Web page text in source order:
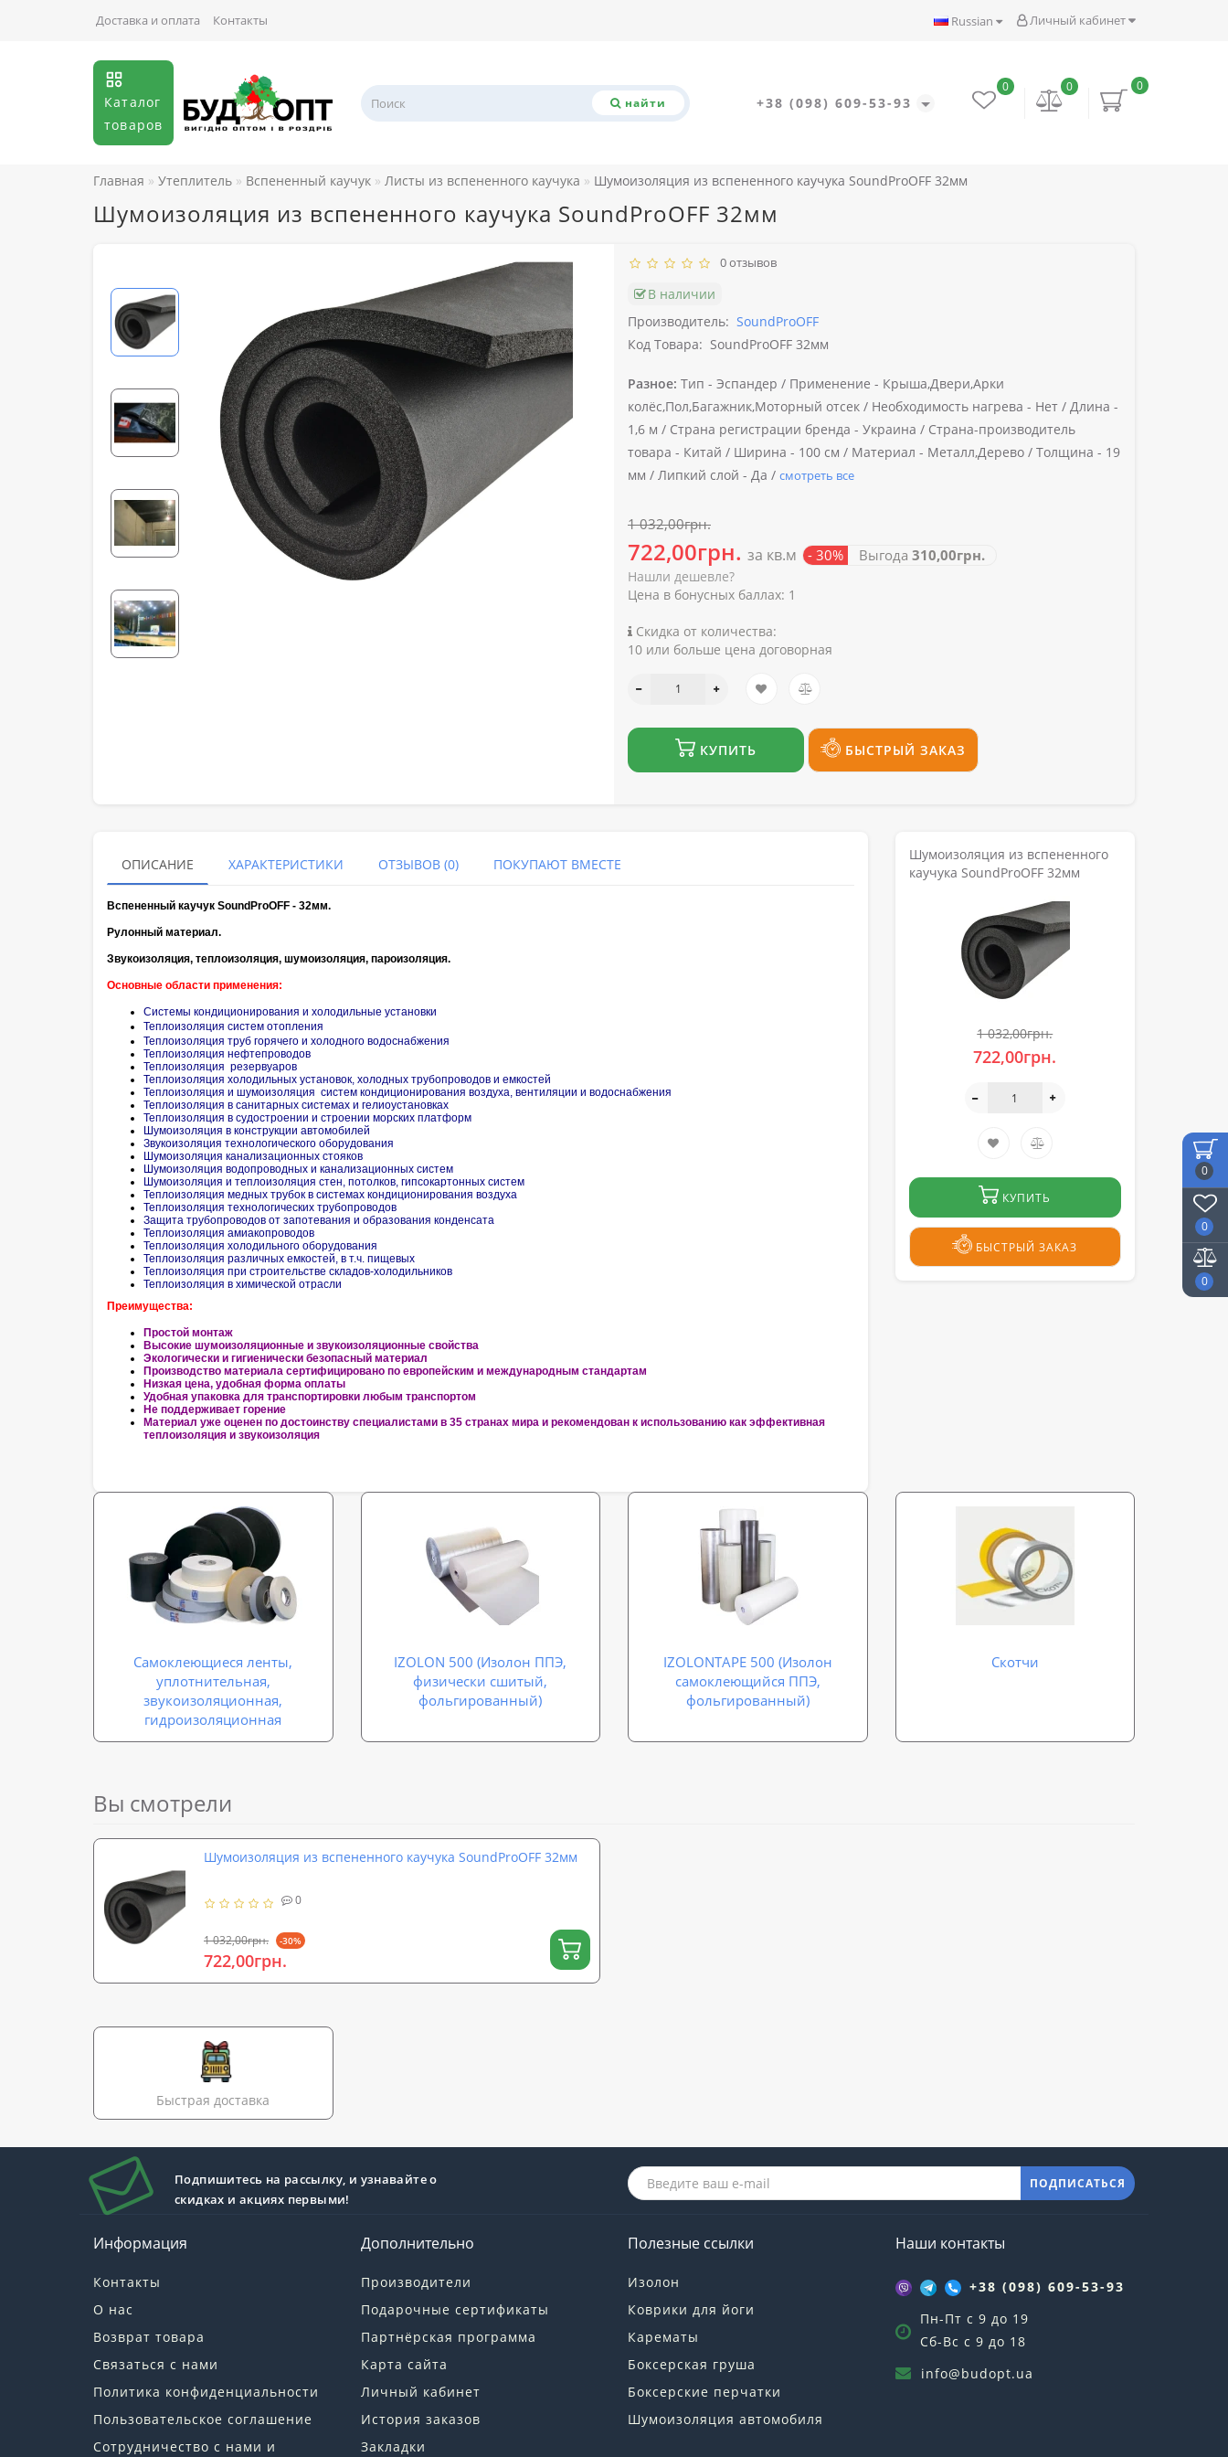
0
0
0
Личный кабинет
Russian
Доставка и оплата Контакты
Каталог
товаров
найти +38 (098) 609-53-93
0
0
0
Главная Утеплитель Вспененный каучук Листы из вспененного каучука Шумоизоляция из вспененного каучука SoundProOFF 32мм
Шумоизоляция из вспененного каучука SoundProOFF 32мм
0 отзывов
В наличии
Производитель: SoundProOFF
Код Товара: SoundProOFF 32мм
Разное: Тип - Эспандер / Применение - Крыша,Двери,Арки
колёс,Пол,Багажник,Моторный отсек / Необходимость нагрева - Нет / Длина -
1,6 м / Страна регистрации бренда - Украина / Страна-производитель
товара - Китай / Ширина - 100 см / Материал - Металл,Дерево / Толщина - 19
мм / Липкий слой - Да / смотреть все
1 032,00грн.
722,00грн. за кв.м - 30% Выгода 310,00грн.
Нашли дешевле?
Цена в бонусных баллах: 1
Скидка от количества:
10 или больше цена договорная
КУПИТЬ БЫСТРЫЙ ЗАКАЗ
ОПИСАНИЕ ХАРАКТЕРИСТИКИ ОТЗЫВОВ (0) ПОКУПАЮТ ВМЕСТЕ
Вспененный каучук SoundProOFF - 32мм.
Рулонный материал.
Звукоизоляция, теплоизоляция, шумоизоляция, пароизоляция.
Основные области применения:
Системы кондиционирования и холодильные установки
Теплоизоляция систем отопления
Теплоизоляция труб горячего и холодного водоснабжения
Теплоизоляция нефтепроводов
Теплоизоляция резервуаров
Теплоизоляция холодильных установок, холодных трубопроводов и емкостей
Теплоизоляция и шумоизоляция систем кондиционирования воздуха, вентиляции и водоснабжения
Теплоизоляция в санитарных системах и гелиоустановках
Теплоизоляция в судостроении и строении морских платформ
Шумоизоляция в конструкции автомобилей
Звукоизоляция технологического оборудования
Шумоизоляция канализационных стояков
Шумоизоляция водопроводных и канализационных систем
Шумоизоляция и теплоизоляция стен, потолков, гипсокартонных систем
Теплоизоляция медных трубок в системах кондиционирования воздуха
Теплоизоляция технологических трубопроводов
Защита трубопроводов от запотевания и образования конденсата
Теплоизоляция амиакопроводов
Теплоизоляция холодильного оборудования
Теплоизоляция различных емкостей, в т.ч. пищевых
Теплоизоляция при строительстве складов-холодильников
Теплоизоляция в химической отрасли
Преимущества:
Простой монтаж
Высокие шумоизоляционные и звукоизоляционные свойства
Экологически и гигиенически безопасный материал
Производство материала сертифицировано по европейским и международным стандартам
Низкая цена, удобная форма оплаты
Удобная упаковка для транспортировки любым транспортом
Не поддерживает горение
Материал уже оценен по достоинству специалистами в 35 странах мира и рекомендован к использованию как эффективная
теплоизоляция и звукоизоляция
Шумоизоляция из вспененного
каучука SoundProOFF 32мм
1 032,00грн.
722,00грн.
КУПИТЬ
БЫСТРЫЙ ЗАКАЗ
Самоклеющиеся ленты,
уплотнительная,
звукоизоляционная,
гидроизоляционная
IZOLON 500 (Изолон ППЭ,
физически сшитый,
фольгированный)
IZOLONTAPE 500 (Изолон
самоклеющийся ППЭ,
фольгированный)
Скотчи
Вы смотрели
Шумоизоляция из вспененного каучука SoundProOFF 32мм
0
1 032,00грн. -30%
722,00грн.
Быстрая доставка
Подпишитесь на рассылку, и узнавайте о
скидках и акциях первыми!
ПОДПИСАТЬСЯ
Информация
Контакты
О нас
Возврат товара
Связаться с нами
Политика конфиденциальности
Пользовательское соглашение
Сотрудничество с нами и
Дополнительно
Производители
Подарочные сертификаты
Партнёрская программа
Карта сайта
Личный кабинет
История заказов
Закладки
Полезные ссылки
Изолон
Коврики для йоги
Карематы
Боксерская груша
Боксерские перчатки
Шумоизоляция автомобиля
Наши контакты
+38 (098) 609-53-93
Пн-Пт с 9 до 19
Сб-Вс с 9 до 18
info@budopt.ua